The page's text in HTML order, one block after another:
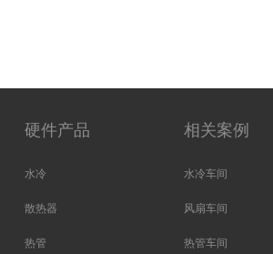
硬件产品
水冷
散热器
热管
相关案例
水冷车间
风扇车间
热管车间